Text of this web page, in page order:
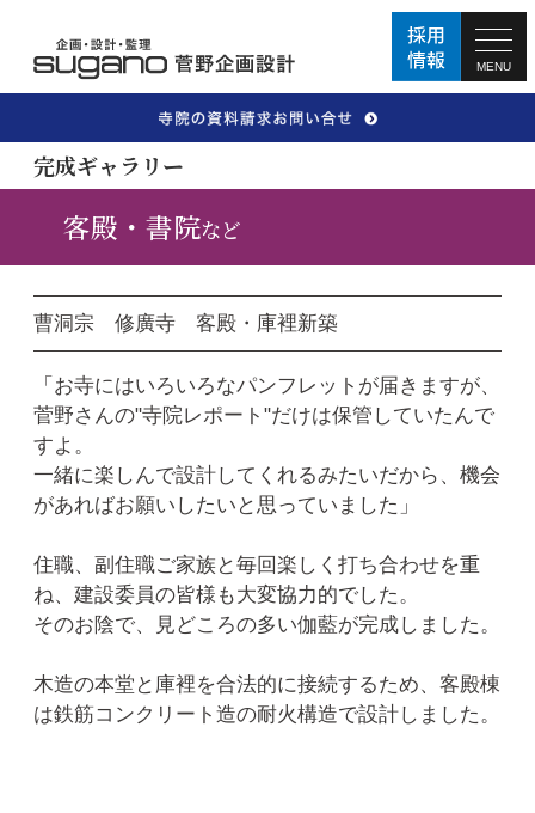
MENU
完成ギャラリー
客殿・書院など
曹洞宗 修廣寺 客殿・庫裡新築
「お寺にはいろいろなパンフレットが届きますが、
菅野さんの"寺院レポート"だけは保管していたんで
すよ。
一緒に楽しんで設計してくれるみたいだから、機会
があればお願いしたいと思っていました」
住職、副住職ご家族と毎回楽しく打ち合わせを重
ね、建設委員の皆様も大変協力的でした。
そのお陰で、見どころの多い伽藍が完成しました。
木造の本堂と庫裡を合法的に接続するため、客殿棟
は鉄筋コンクリート造の耐火構造で設計しました。